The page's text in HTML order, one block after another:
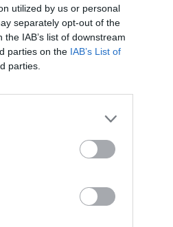
utilized by us or personal
separately opt-out of the
IAB’s list of downstream
parties on the IAB’s List of
parties.